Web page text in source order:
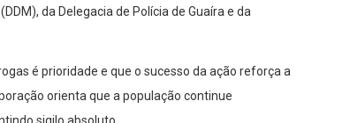
da Delegacia de Polícia de Guaíra e da
é prioridade e que o sucesso da ação reforça a
orienta que a população continue